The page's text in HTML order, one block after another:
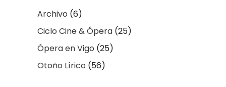
Archivo (6)
Ciclo Cine & Ópera (25)
Ópera en Vigo (25)
Otoño Lírico (56)